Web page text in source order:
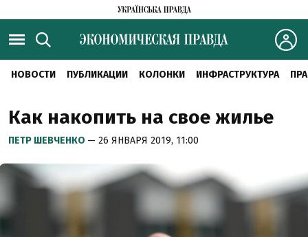
НОВОСТИ ПУБЛИКАЦИИ КОЛОНКИ ИНФРАСТРУКТУРА
Как накопить на свое жилье
ПЕТР ШЕВЧЕНКО — 26 ЯНВАРЯ 2019, 11:00